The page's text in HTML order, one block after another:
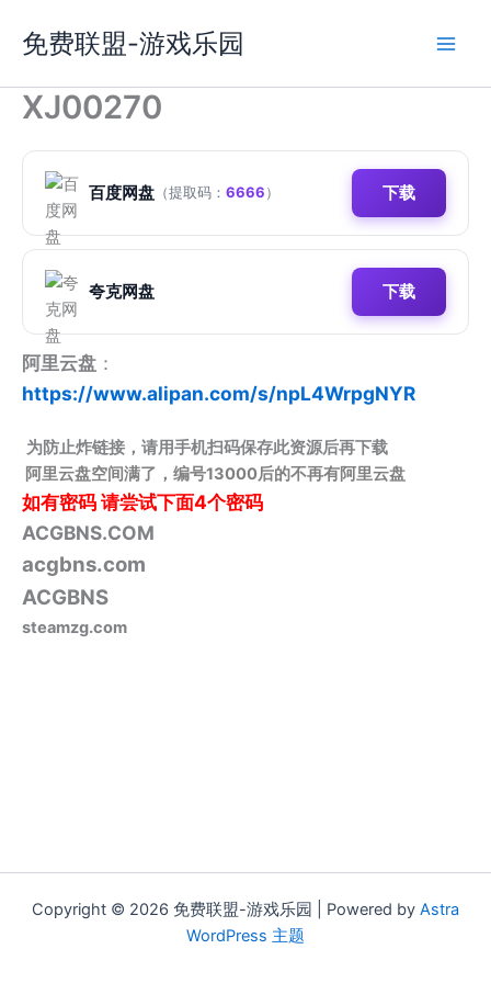
容
免费联盟-游戏乐园
XJ00270
百度网盘 （提取码： 6666） 下载
夸克网盘 下载
阿里云盘 ：
https://www.alipan.com/s/npL4WrpgNYR
为防止炸链接，请用手机扫码保存此资源后再下载
阿里云盘空间满了，编号13000后的不再有阿里云盘
如有密码请尝试下面4个密码
ACGBNS.COM
acgbns.com
ACGBNS
steamzg.com
Copyright © 2026 免费联盟-游戏乐园 | Powered by Astra
WordPress 主题